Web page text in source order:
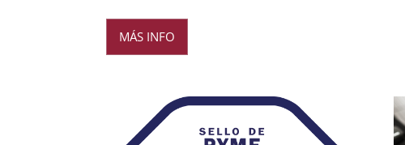
MÁS INFO